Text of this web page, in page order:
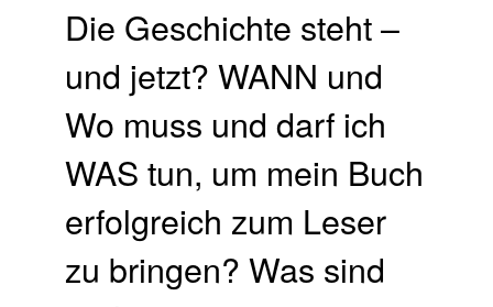
Die Geschichte steht –
und jetzt? WANN und
Wo muss und darf ich
WAS tun, um mein Buch
erfolgreich zum Leser
zu bringen? Was sind